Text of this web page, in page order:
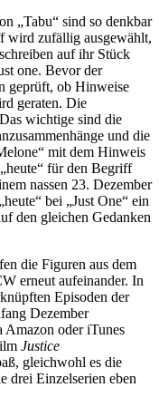
„Tabu“ sind so denkbar
wird zufällig ausgewählt,
auf ihr Stück
one. Bevor der
geprüft, ob Hinweise
geraten. Die
wichtige sind die
und die
mit dem Hinweis
für den Begriff
nassen 23. Dezember
bei „Just One“ ein
den gleichen Gedanken
die Figuren aus dem
erneut aufeinander. In
Episoden der
Dezember
Amazon oder iTunes
Justice
gleichwohl es die
drei Einzelserien eben